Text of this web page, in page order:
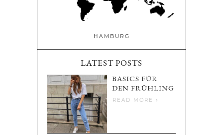
HAMBURG
LATEST POSTS
BASICS FÜR
DEN FRÜHLING
READ MORE